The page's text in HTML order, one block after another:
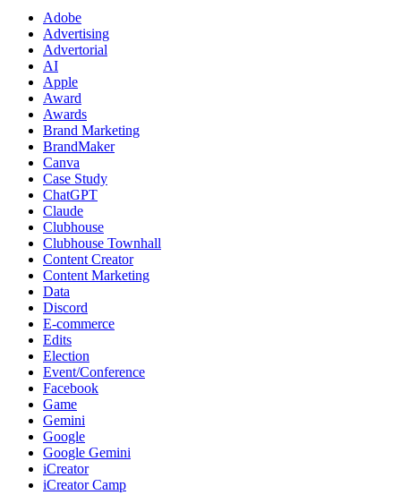
Adobe
Advertising
Advertorial
AI
Apple
Award
Awards
Brand Marketing
BrandMaker
Canva
Case Study
ChatGPT
Claude
Clubhouse
Clubhouse Townhall
Content Creator
Content Marketing
Data
Discord
E-commerce
Edits
Election
Event/Conference
Facebook
Game
Gemini
Google
Google Gemini
iCreator
iCreator Camp